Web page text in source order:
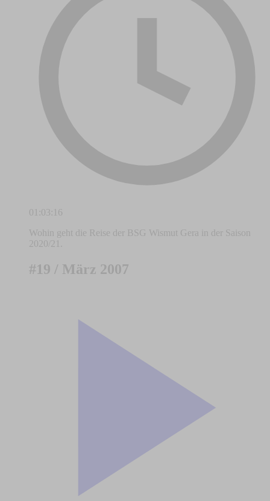
01:03:16
Wohin geht die Reise der BSG Wismut Gera in der Saison
2020/21.
#19 / März 2007